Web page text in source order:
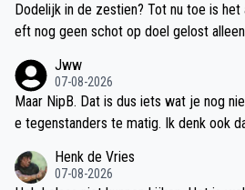
Dodelijk in de zestien? Tot nu toe is het
eft nog geen schot op doel gelost
Jww
07-08-2026
Maar NipB. Dat is dus iets wat je nog
e tegenstanders te matig. Ik denk ook
h. Het moet nog verder worden
Henk de Vries
07-08-2026